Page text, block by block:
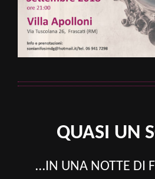
QUASI UN
…IN UNA NOTTE DI